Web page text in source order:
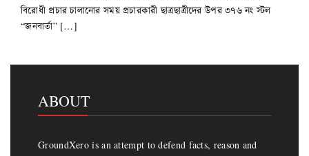
বিরোধী প্রচার চালানোর সময় প্রচারকারী ছাত্রছাত্রীদের উপর ৩৭৬ নং স্টল
“জনবার্তা” […]
ABOUT
GroundXero is an attempt to defend facts, reason and